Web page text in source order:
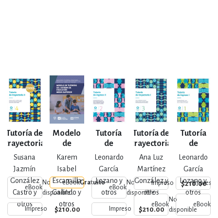
Tutoría de
trayectoria
II
Susana
Jazmín
González
Castro y
otros
eBook
No
disponible
Impreso $210.00
Modelo
de
tutorías
del
Sistema
de
Educación
Media
Superior
Karem
Isabel
Escamilla
Galindo y
otros
eBookGratuito
Tutoría
de
ingreso II
Leonardo
García
Lozano y
otros
eBook
No
disponible
Impreso $210.00
Tutoría de
trayectoria
I
Ana Luz
Martínez
González y
otros
Impreso $210.00
eBook
No
disponible
Tutoría
de
ingreso I
Leonardo
García
Lozano y
otros
Impreso
eBook